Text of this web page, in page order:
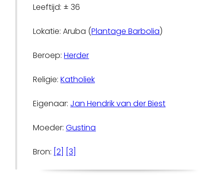
Leeftijd: ± 36
Lokatie: Aruba (Plantage Barbolia)
Beroep:Herder
Religie:Katholiek
Eigenaar: Jan Hendrik van der Biest
Moeder:Gustina
Bron: [2] [3]